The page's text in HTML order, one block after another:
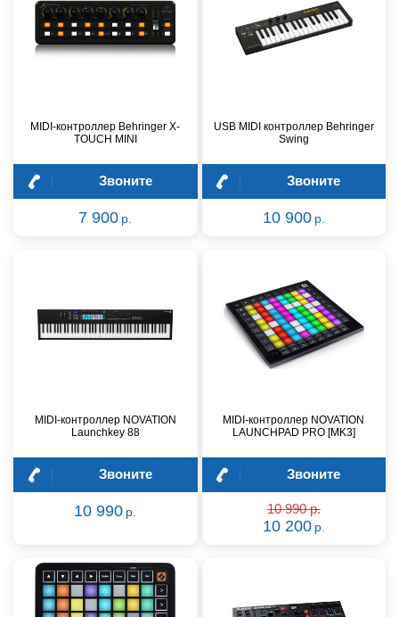
MIDI-контроллер Behringer X-
TOUCH MINI
Звоните
7 900 р.
USB MIDI контроллер Behringer
Swing
Звоните
10 900 р.
MIDI-контроллер NOVATION
Launchkey 88
Звоните
10 990 р.
MIDI-контроллер NOVATION
LAUNCHPAD PRO [MK3]
Звоните
10 990 р.
10 200 р.